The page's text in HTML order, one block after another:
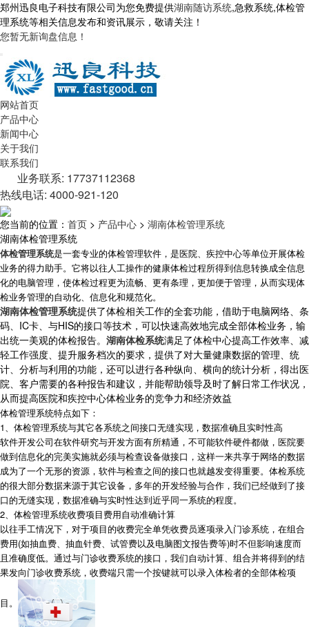
郑州迅良电子科技有限公司为您免费提供湖南随访系统,急救系统,体检管
理系统等相关信息发布和资讯展示，敬请关注！
您暂无新询盘信息！
网站首页
产品中心
新闻中心
关于我们
联系我们
业务联系: 17737112368
热线电话: 4000-921-120
您当前的位置： 首页 > 产品中心 > 湖南体检管理系统
湖南体检管理系统
体检管理系统是一套专业的体检管理软件，是医院、疾控中心等单位开展体检
业务的得力助手。它将以往人工操作的健康体检过程所得到信息转换成全信息
化的电脑管理，使体检过程更为流畅、更有条理，更加便于管理，从而实现体
检业务管理的自动化、信息化和规范化。
湖南体检管理系统提供了体检相关工作的全套功能，借助于电脑网络、条
码、IC卡、与HIS的接口等技术，可以快速高效地完成全部体检业务，输
出统一美观的体检报告。 湖南体检系统满足了体检中心提高工作效率、减
轻工作强度、提升服务档次的要求，提供了对大量健康数据的管理、统
计、分析与利用的功能，还可以进行各种纵向、横向的统计分析，得出医
院、客户需要的各种报告和建议，并能帮助领导及时了解日常工作状况，
从而提高医院和疾控中心体检业务的竞争力和经济效益
体检管理系统特点如下：
1、体检管理系统与其它各系统之间接口无缝实现，数据准确且实时性高
软件开发公司在软件研究与开发方面有所精通，不可能软件硬件都做，医院要
做到信息化的完美实施就必须与检查设备做接口，这样一来共享于网络的数据
成为了一个无形的资源，软件与检查之间的接口也就越发变得重要。体检系统
的很大部分数据来源于其它设备，多年的开发经验与合作，我们已经做到了接
口的无缝实现，数据准确与实时性达到近乎同一系统的程度。
2、体检管理系统收费项目费用自动准确计算
以往手工情况下，对于项目的收费完全单凭收费员逐项录入门诊系统，在组合
费用(如抽血费、抽血针费、试管费以及电脑图文报告费等)时不但影响速度而
且准确度低。通过与门诊收费系统的接口，我们自动计算、组合并将得到的结
果发向门诊收费系统，收费端只需一个按键就可以录入体检者的全部体检项
目。